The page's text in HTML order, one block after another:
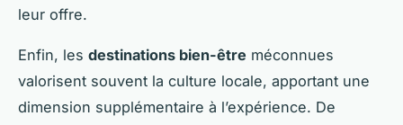
leur offre.
Enfin, les destinations bien-être méconnues
valorisent souvent la culture locale, apportant une
dimension supplémentaire à l’expérience. De